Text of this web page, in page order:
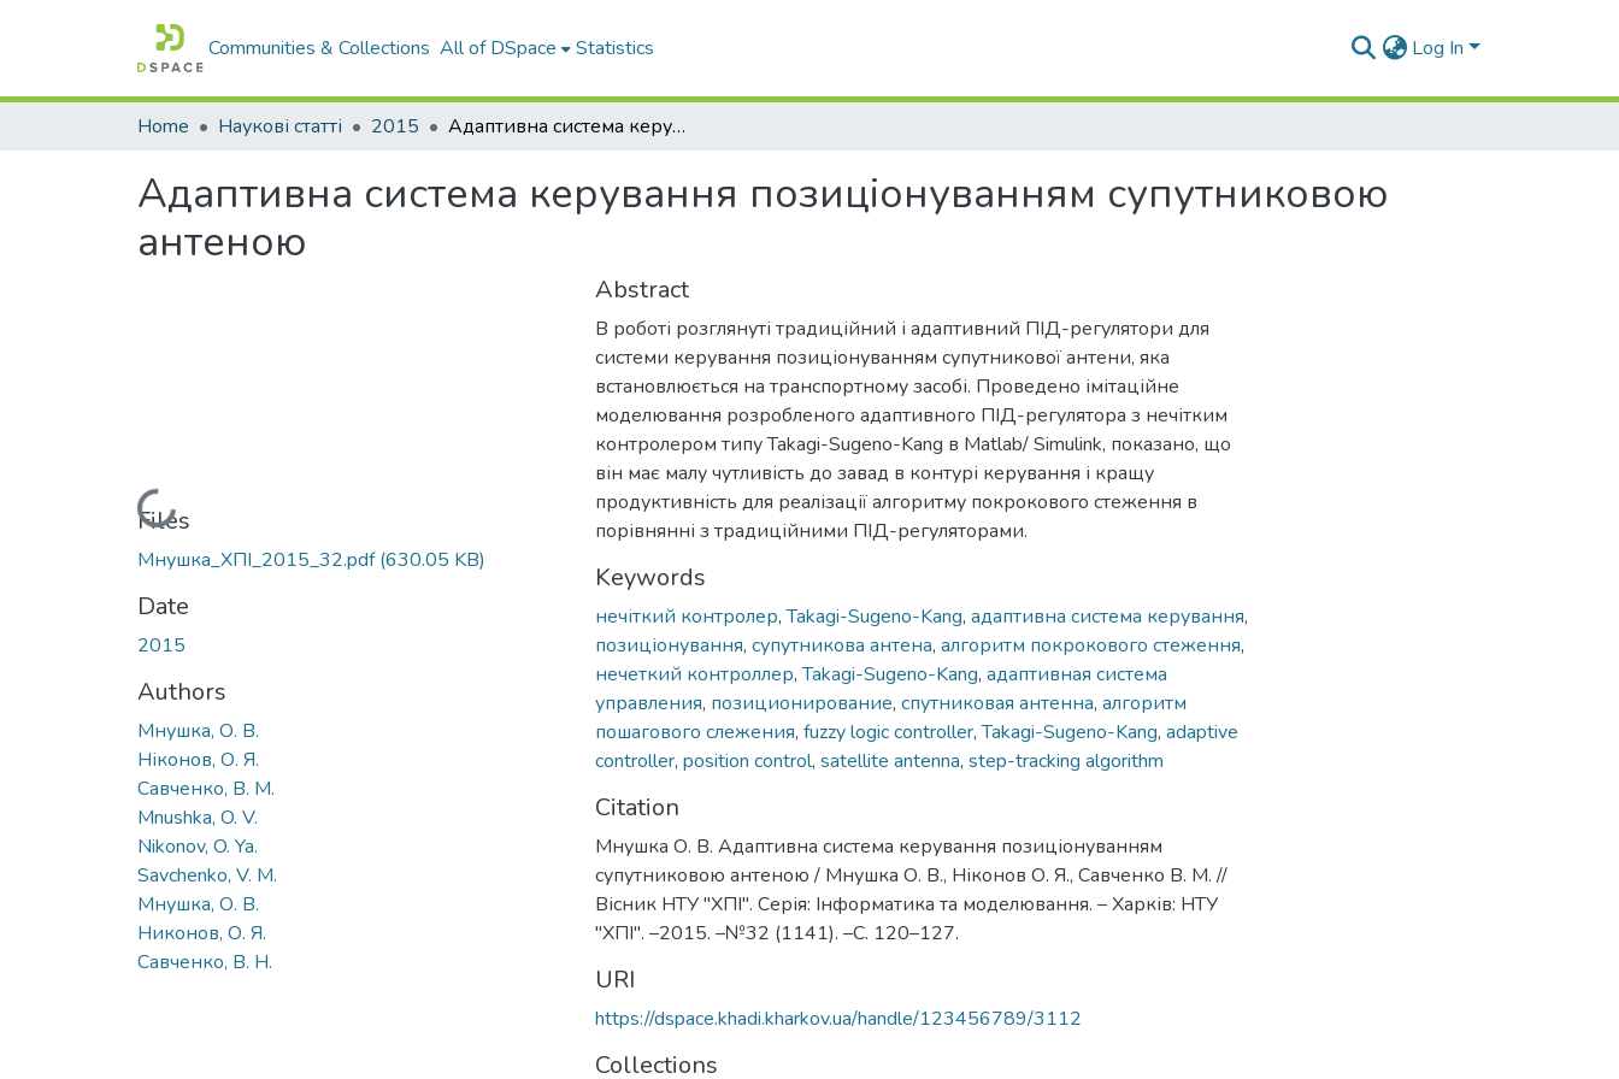
Communities & Collections All of DSpace Statistics Log In
Home Наукові статті 2015 Адаптивна система керування позиціонуванням супутниковою антеною
Адаптивна система керування позиціонуванням супутниковою
антеною
Loading...
Files
Мнушка_ХПІ_2015_32.pdf(630.05 KB)
Date
2015
Authors
Мнушка, О. В.
Ніконов, О. Я.
Савченко, В. М.
Mnushka, O. V.
Nikonov, O. Ya.
Savchenko, V. M.
Мнушка, О. В.
Никонов, О. Я.
Савченко, В. Н.
Abstract
В роботі розглянуті традиційний і адаптивний ПІД-регулятори для
системи керування позиціонуванням супутникової антени, яка
встановлюється на транспортному засобі. Проведено імітаційне
моделювання розробленого адаптивного ПІД-регулятора з нечітким
контролером типу Takagi-Sugeno-Kang в Matlab/ Simulink, показано, що
він має малу чутливість до завад в контурі керування і кращу
продуктивність для реалізації алгоритму покрокового стеження в
порівнянні з традиційними ПІД-регуляторами.
Keywords
нечіткий контролер,Takagi-Sugeno-Kang, адаптивна система керування,
позиціонування, супутникова антена, алгоритм покрокового стеження,
нечеткий контроллер,Takagi-Sugeno-Kang, адаптивная система
управления, позиционирование, спутниковая антенна, алгоритм
пошагового слежения, fuzzy logic controller,Takagi-Sugeno-Kang, adaptive
controller, position control, satellite antenna, step-tracking algorithm
Citation
Мнушка О. В. Адаптивна система керування позиціонуванням
супутниковою антеною / Мнушка О. В., Ніконов О. Я., Савченко В. М. //
Вісник НТУ "ХПІ". Серія: Інформатика та моделювання. – Харків: НТУ
"ХПІ". –2015. –№32 (1141). –С. 120–127.
URI
https://dspace.khadi.kharkov.ua/handle/123456789/3112
Collections